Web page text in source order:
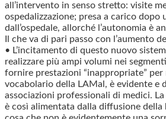
all’intervento in senso stretto: visite
ospedalizzazione; presa a carico dopo
dall’ospedale, allorché l’autonomia è
Il che va di pari passo con l’aumento
• L’incitamento di questo nuovo
realizzare più ampi volumi nei
fornire prestazioni “inappropriate” per
vocabolario della LAMal, è evidente e
associazioni professionali di medici.
è così alimentata dalla diffusione della